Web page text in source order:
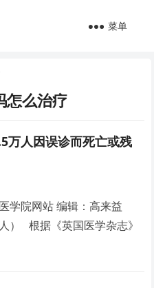
菜单
怎么治疗
万人因误诊而死亡或残
学院网站 编辑：高来益
） 根据《英国医学杂志》